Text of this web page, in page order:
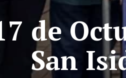
de
San